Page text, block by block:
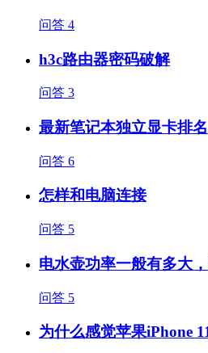
问答 4
h3c路由器密码破解
问答 3
最新笔记本独立显卡排名
问答 6
怎样和电脑连接
问答 5
电水壶功率一般有多大
问答 5
为什么感觉苹果iPhone